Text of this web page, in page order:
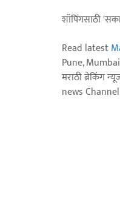
शॉपिंगसाठी
Read latest
Pune,
मराठी ब्रेकिंग
news